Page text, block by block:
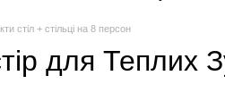
стіл + стільці на 8 персон
для Теплих